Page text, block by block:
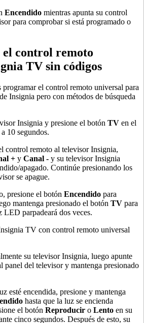
Encendido mientras apunta su control
para comprobar si está programado o
el control remoto
TV sin códigos
programar el control remoto universal para
Insignia pero con métodos de búsqueda
Insignia y presione el botón TV en el
10 segundos.
control remoto al televisor Insignia,
+ y Canal - y su televisor Insignia
apagado. Continúe presionando los
se apague.
presione el botón Encendido para
mantenga presionado el botón TV para
parpadeará dos veces.
TV con control remoto universal
su televisor Insignia, luego apunte
panel del televisor y mantenga presionado
esté encendida, presione y mantenga
hasta que la luz se encienda
el botón Reproducir o Lento en su
cinco segundos. Después de esto, su